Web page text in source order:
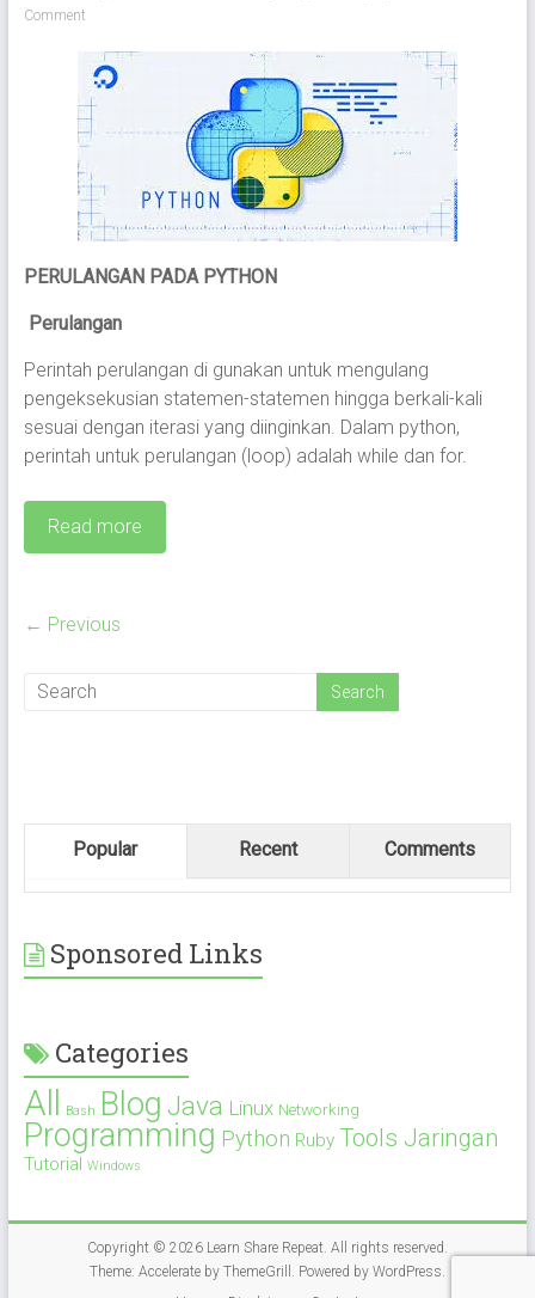
Comment
PERULANGAN PADA PYTHON
Perulangan
Perintah perulangan di gunakan untuk mengulang
pengeksekusian statemen-statemen hingga berkali-kali
sesuai dengan iterasi yang diinginkan. Dalam python,
perintah untuk perulangan (loop) adalah while dan for.
Read more
← Previous
Popular Recent Comments
Sponsored Links
Categories
All Bash Blog Java Linux Networking
Programming Python Ruby Tools Jaringan
Tutorial Windows
Copyright © 2026 Learn Share Repeat . All rights reserved.
Theme: Accelerateby ThemeGrill. Powered by WordPress